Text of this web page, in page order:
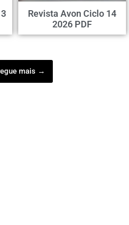
Revista Avon Ciclo 14
2026 PDF
mais →